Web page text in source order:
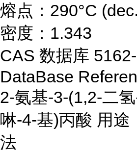
熔点：290°C
密度：1.343
CAS 数据库
DataBase
2-氨基-3-(1,2-二
啉-4-基)丙酸 用途
法